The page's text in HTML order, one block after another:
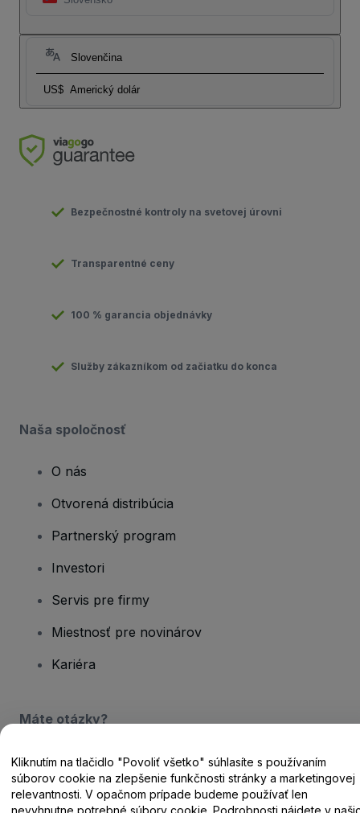
Slovenčina
US$ Americký dolár
Bezpečnostné kontroly na svetovej úrovni
Transparentné ceny
100 % garancia objednávky
Služby zákazníkom od začiatku do konca
Naša spoločnosť
O nás
Otvorená distribúcia
Partnerský program
Investori
Servis pre firmy
Miestnosť pre novinárov
Kariéra
Máte otázky?
Centrum pomoci / Kontaktujte nás
Kliknutím na tlačidlo "Povoliť všetko" súhlasíte s používaním
súborov cookie na zlepšenie funkčnosti stránky a marketingovej
relevantnosti. V opačnom prípade budeme používať len
nevyhnutne potrebné súbory cookie. Podrobnosti nájdete v